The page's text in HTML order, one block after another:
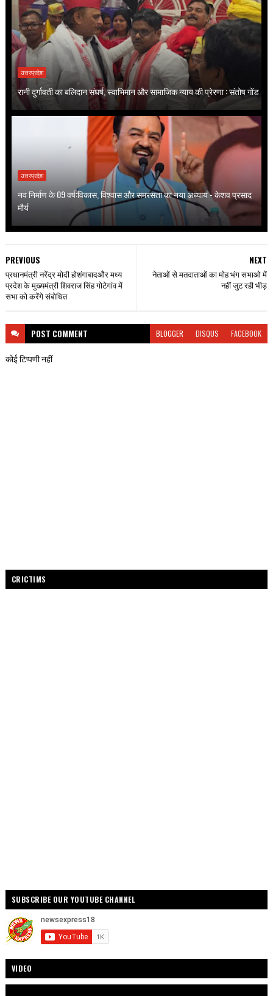
उत्तरप्रदेश
रानी दुर्गावती का बलिदान संघर्ष, स्वाभिमान और सामाजिक न्याय की प्रेरणा : संतोष गोंड
उत्तरप्रदेश
नव निर्माण के 09 वर्ष:विकास, विश्वास और समरसता का नया अध्याय - केशव प्रसाद
मौर्य
NEXT
नेताओं से मतदाताओं का मोह भंग सभाओ में
नहीं जुट रही भीड़
PREVIOUS
प्रधानमंत्री नरेंद्र मोदी होशंगाबादऔर मध्य
प्रदेश के मुख्यमंत्री शिवराज सिंह गोटेगांव में
सभा को करेंगे संबोधित
POST COMMENT BLOGGER DISQUS FACEBOOK
कोई टिप्पणी नहीं
CRICTIMS
SUBSCRIBE OUR YOUTUBE CHANNEL
VIDEO